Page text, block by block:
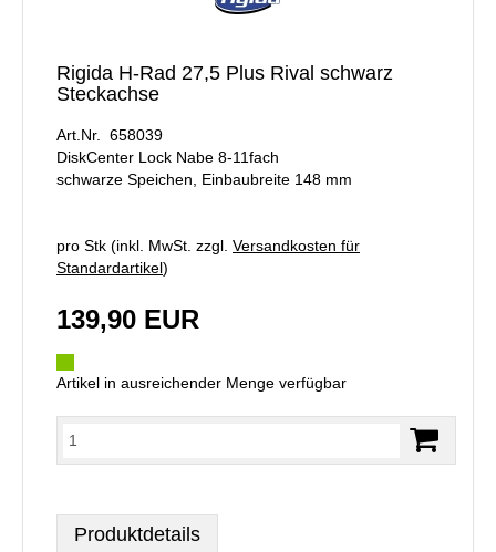
Rigida H-Rad 27,5 Plus Rival schwarz
Steckachse
Art.Nr. 658039
DiskCenter Lock Nabe 8-11fach
schwarze Speichen, Einbaubreite 148 mm
pro Stk (inkl. MwSt. zzgl. Versandkosten für
Standardartikel)
139,90 EUR
Artikel in ausreichender Menge verfügbar
Produktdetails